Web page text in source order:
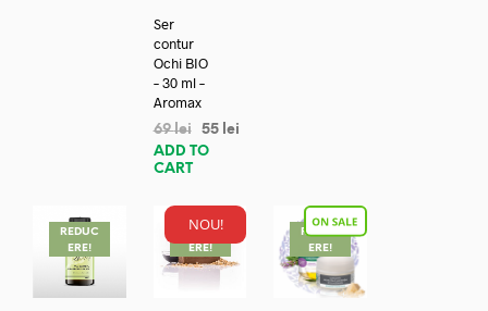
Ser
contur
Ochi BIO
– 30 ml –
Aromax
69lei 55 lei
ADD TO
CART
REDUC
ERE!
NOU!
REDUC
ERE!
REDUC
ERE!